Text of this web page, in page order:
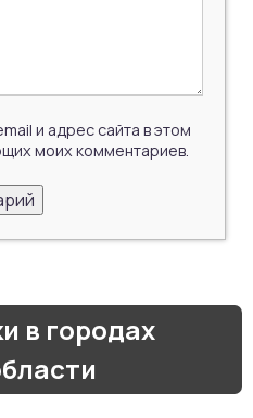
и адрес сайта в этом
моих комментариев.
в городах